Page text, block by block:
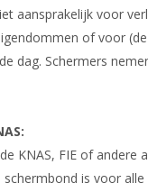
aansprakelijk voor
of voor
dag. Schermers
KNAS, FIE of andere
schermbond is voor